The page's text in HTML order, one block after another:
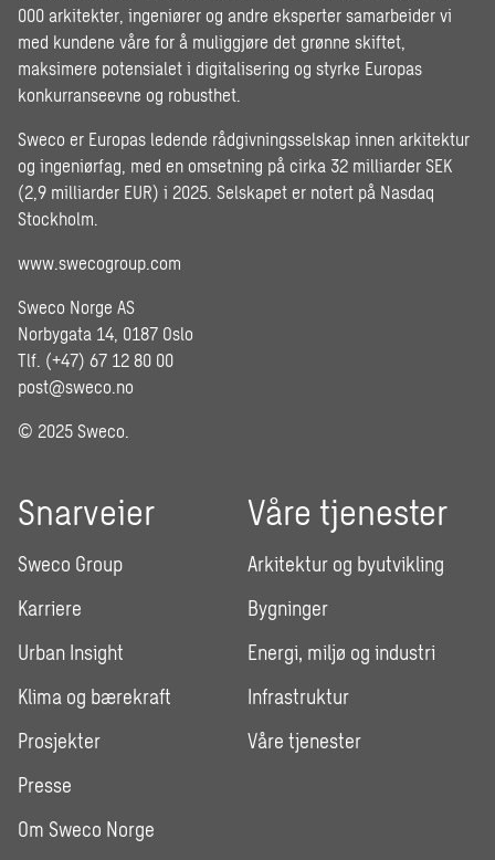
000 arkitekter, ingeniører og andre eksperter samarbeider vi
med kundene våre for å muliggjøre det grønne skiftet,
maksimere potensialet i digitalisering og styrke Europas
konkurranseevne og robusthet.
Sweco er Europas ledende rådgivningsselskap innen arkitektur
og ingeniørfag, med en omsetning på cirka 32 milliarder SEK
(2,9 milliarder EUR) i 2025. Selskapet er notert på Nasdaq
Stockholm.
www.swecogroup.com
Sweco Norge AS
Norbygata 14, 0187 Oslo
Tlf. (+47) 67 12 80 00
post@sweco.no
© 2025 Sweco.
Snarveier
Sweco Group
Karriere
Urban Insight
Klima og bærekraft
Prosjekter
Presse
Om Sweco Norge
Våre tjenester
Arkitektur og byutvikling
Bygninger
Energi, miljø og industri
Infrastruktur
Våre tjenester